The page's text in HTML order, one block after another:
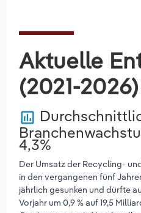
Aktuelle
(2021-2026)
poll
4,3%
Der Umsatz der Recycling-
in den vergangenen fünf
jährlich gesunken und dürfte
Vorjahr um 0,9 % auf 19,5